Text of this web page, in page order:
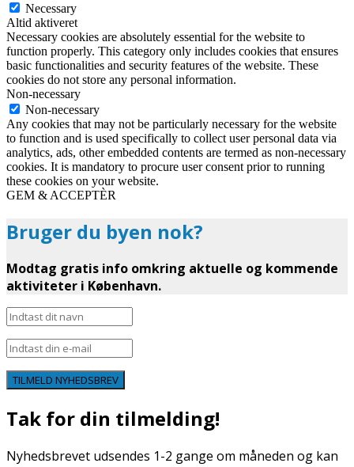
Necessary
Altid aktiveret
Necessary cookies are absolutely essential for the website to
function properly. This category only includes cookies that ensures
basic functionalities and security features of the website. These
cookies do not store any personal information.
Non-necessary
Non-necessary
Any cookies that may not be particularly necessary for the website
to function and is used specifically to collect user personal data via
analytics, ads, other embedded contents are termed as non-necessary
cookies. It is mandatory to procure user consent prior to running
these cookies on your website.
GEM & ACCEPTÈR
Bruger du byen nok?
Modtag gratis info omkring aktuelle og kommende
aktiviteter i København.
TILMELD NYHEDSBREV
Tak for din tilmelding!
Nyhedsbrevet udsendes 1-2 gange om måneden og kan